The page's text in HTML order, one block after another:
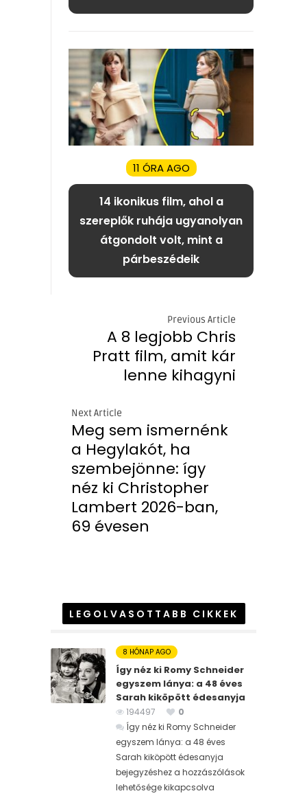
11 ÓRA AGO
14 ikonikus film, ahol a
szereplők ruhája ugyanolyan
átgondolt volt, mint a
párbeszédeik
Previous Article
A 8 legjobb Chris
Pratt film, amit kár
lenne kihagyni
Next Article
Meg sem ismernénk
a Hegylakót, ha
szembejönne: így
néz ki Christopher
Lambert 2026-ban,
69 évesen
LEGOLVASOTTABB CIKKEK
8 HÓNAP AGO
Így néz ki Romy Schneider
egyszem lánya: a 48 éves
Sarah kiköpött édesanyja
194497
0
Így néz ki Romy Schneider
egyszem lánya: a 48 éves
Sarah kiköpött édesanyja
bejegyzéshez a hozzászólások
lehetősége kikapcsolva